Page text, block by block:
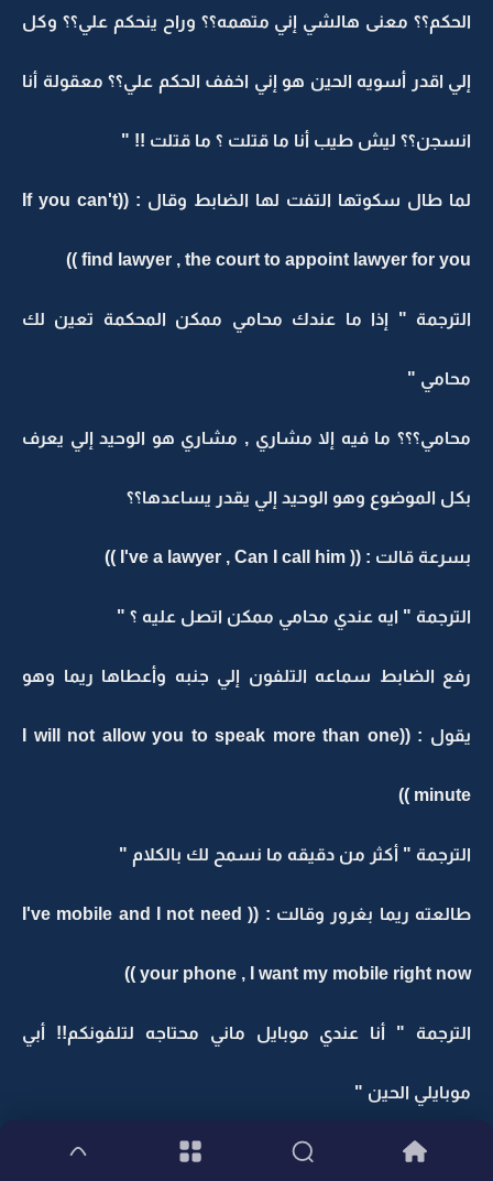
الحكم؟؟ معنى هالشي إني متهمه؟؟ وراح ينحكم علي؟؟ وكل
إلي اقدر أسويه الحين هو إني اخفف الحكم علي؟؟ معقولة أنا
انسجن؟؟ ليش طيب أنا ما قتلت ؟ ما قتلت !! "
لما طال سكوتها التفت لها الضابط وقال : ((If you can't
find lawyer , the court to appoint lawyer for you ))
الترجمة " إذا ما عندك محامي ممكن المحكمة تعين لك
محامي "
محامي؟؟؟ ما فيه إلا مشاري , مشاري هو الوحيد إلي يعرف
بكل الموضوع وهو الوحيد إلي يقدر يساعدها؟؟
بسرعة قالت : (( I've a lawyer , Can I call him ))
الترجمة " ايه عندي محامي ممكن اتصل عليه ؟ "
رفع الضابط سماعه التلفون إلي جنبه وأعطاها ريما وهو
يقول : ((I will not allow you to speak more than one
minute ))
الترجمة " أكثر من دقيقه ما نسمح لك بالكلام "
طالعته ريما بغرور وقالت : (( I've mobile and I not need
your phone , I want my mobile right now ))
الترجمة " أنا عندي موبايل ماني محتاجه لتلفونكم!! أبي
موبايلي الحين "
طالعها باستهزاء وضحك : ((Now you do not at the